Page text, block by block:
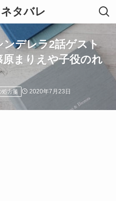
ネタバレ
デレラ2話ゲスト
まりえや子役のれ
処方箋 2020年7月23日